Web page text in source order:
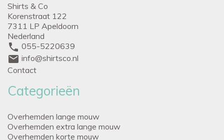
Shirts & Co
Korenstraat 122
7311 LP Apeldoorn
Nederland
phone 055-5220639
mail info@shirtsco.nl
Contact
Categorieën
Overhemden lange mouw
Overhemden extra lange mouw
Overhemden korte mouw